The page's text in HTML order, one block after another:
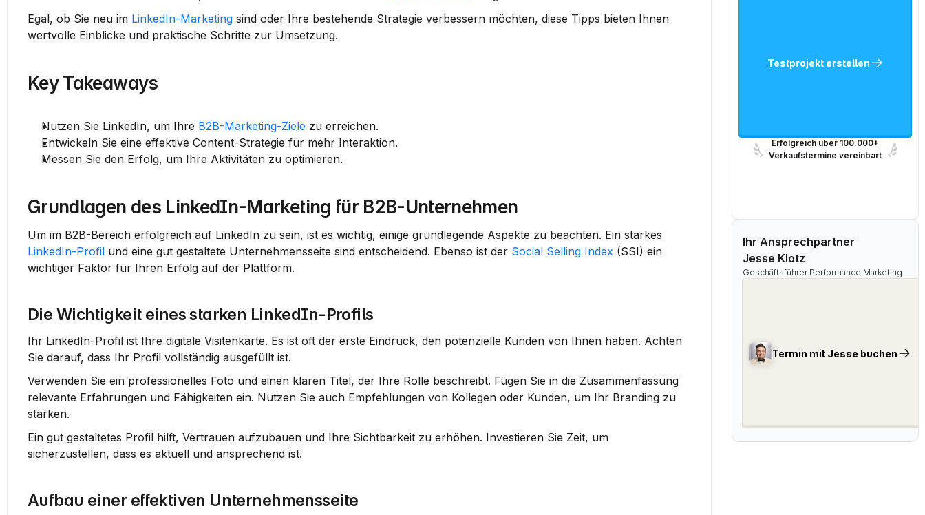
Testprojekt erstellen
Erfolgreich über 100.000+
Verkaufstermine vereinbart
Ihr Ansprechpartner
Jesse Klotz
Geschäftsführer Performance Marketing
Termin mit Jesse buchen
Egal, ob Sie neu im LinkedIn-Marketing sind oder Ihre bestehende Strategie verbessern möchten, diese Tipps bieten Ihnen
wertvolle Einblicke und praktische Schritte zur Umsetzung.
Key Takeaways
Nutzen Sie LinkedIn, um Ihre B2B-Marketing-Ziele zu erreichen.
Entwickeln Sie eine effektive Content-Strategie für mehr Interaktion.
Messen Sie den Erfolg, um Ihre Aktivitäten zu optimieren.
Grundlagen des LinkedIn-Marketing für B2B-Unternehmen
LinkedIn-Profil und eine gut gestaltete Unternehmensseite sind entscheidend. Ebenso ist der Social Selling Index (SSI) ein
wichtiger Faktor für Ihren Erfolg auf der Plattform.
Die Wichtigkeit eines starken LinkedIn-Profils
Ihr LinkedIn-Profil ist Ihre digitale Visitenkarte. Es ist oft der erste Eindruck, den potenzielle Kunden von Ihnen haben. Achten
Sie darauf, dass Ihr Profil vollständig ausgefüllt ist.
Verwenden Sie ein professionelles Foto und einen klaren Titel, der Ihre Rolle beschreibt. Fügen Sie in die Zusammenfassung
relevante Erfahrungen und Fähigkeiten ein. Nutzen Sie auch Empfehlungen von Kollegen oder Kunden, um Ihr Branding zu
stärken.
Ein gut gestaltetes Profil hilft, Vertrauen aufzubauen und Ihre Sichtbarkeit zu erhöhen. Investieren Sie Zeit, um
sicherzustellen, dass es aktuell und ansprechend ist.
Aufbau einer effektiven Unternehmensseite